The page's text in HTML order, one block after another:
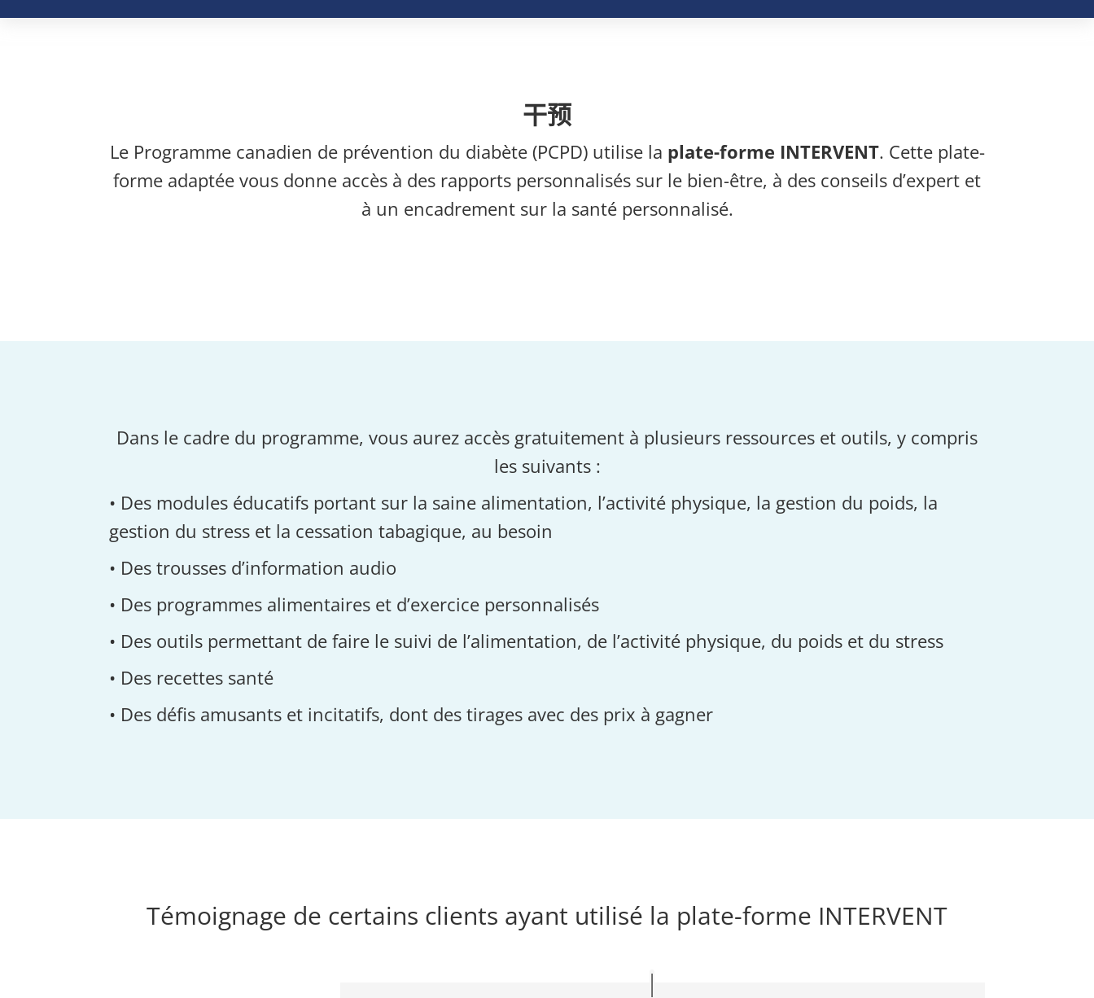
干预
Le Programme canadien de prévention du diabète (PCPD) utilise la plate-forme INTERVENT. Cette plate-
forme adaptée vous donne accès à des rapports personnalisés sur le bien-être, à des conseils d’expert et
à un encadrement sur la santé personnalisé.
Dans le cadre du programme, vous aurez accès gratuitement à plusieurs ressources et outils, y compris
les suivants :
• Des modules éducatifs portant sur la saine alimentation, l’activité physique, la gestion du poids, la
gestion du stress et la cessation tabagique, au besoin
• Des trousses d’information audio
• Des programmes alimentaires et d’exercice personnalisés
• Des outils permettant de faire le suivi de l’alimentation, de l’activité physique, du poids et du stress
• Des recettes santé
• Des défis amusants et incitatifs, dont des tirages avec des prix à gagner
Témoignage de certains clients ayant utilisé la plate-forme INTERVENT